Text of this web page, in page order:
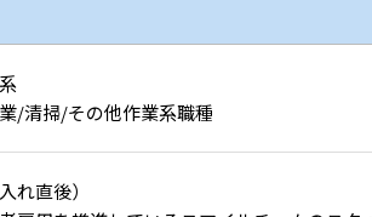
/清掃/その他作業系職種
れ直後）